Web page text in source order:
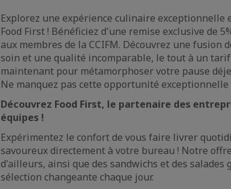
Explorez une expérience culinaire
Food First ! Bénéficiez d'une remise exclusive de
aux membres de la CCIFM. Découvrez une fusion
soin et une qualité incomparable, le tout à un
maintenant pour métamorphoser votre pause
Ne manquez pas cette opportunité exceptionnelle
Découvrez Food First, le partenaire des
équipes !
Expérimentez le confort de vous faire livrer
savoureux directement à votre bureau ! Notre
d'ailleurs, ainsi que des sandwichs et des
sélection changeante chaque jour.